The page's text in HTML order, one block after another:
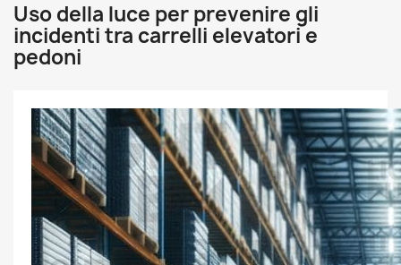
Uso della luce per prevenire gli
incidenti tra carrelli elevatori e
pedoni